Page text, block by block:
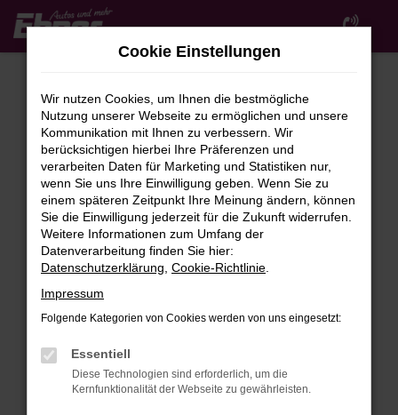
Zum
Hauptinhalt
FEHLER: NETWORK ERROR
Beim Laden ist ein Fehler aufgetreten.
Hier sind ein paar Tipps, die dir helfen können:
Überprüfe deine Firewall und deine
Internetverbindung.
Laden andere Webseiten, zum Beispiel deine
Manche Erweiterungen, wie Werbeblocker,
Cookie Einstellungen
Wir nutzen Cookies, um Ihnen die bestmögliche
Nutzung unserer Webseite zu ermöglichen und unsere
Kommunikation mit Ihnen zu verbessern. Wir
berücksichtigen hierbei Ihre Präferenzen und
verarbeiten Daten für Marketing und Statistiken nur,
wenn Sie uns Ihre Einwilligung geben. Wenn Sie zu
einem späteren Zeitpunkt Ihre Meinung ändern, können
Sie die Einwilligung jederzeit für die Zukunft widerrufen.
Weitere Informationen zum Umfang der
Datenverarbeitung finden Sie hier:
Datenschutzerklärung Cookie-Richtlinie
Impressum
Folgende Kategorien von Cookies werden von uns eingesetzt:
Essentiell
Diese Technologien sind erforderlich, um die
Kernfunktionalität der Webseite zu gewährleisten.